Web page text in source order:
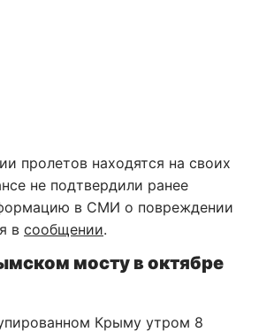
пролетов находятся на своих
не подтвердили ранее
в СМИ о повреждении
в сообщении.
мосту в октябре
Крыму утром 8